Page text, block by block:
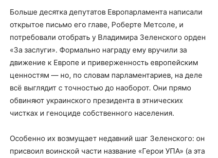
Больше десятка депутатов Европарламента написали
открытое письмо его главе, Роберте Метсоле, и
потребовали отобрать у Владимира Зеленского орден
«За заслуги». Формально награду ему вручили за
движение к Европе и приверженность европейским
ценностям — но, по словам парламентариев, на деле
всё выглядит с точностью до наоборот. Они прямо
обвиняют украинского президента в этнических
чистках и геноциде собственного населения.
Особенно их возмущает недавний шаг Зеленского: он
присвоил воинской части название «Герои УПА» (а эта